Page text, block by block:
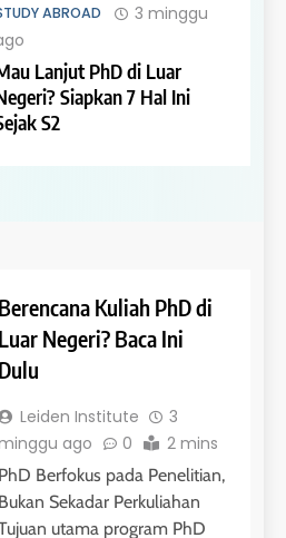
ABROAD
3 minggu
Lanjut PhD di Luar
Siapkan 7 Hal Ini
S2
Berencana Kuliah PhD di
Luar Negeri? Baca Ini
Dulu
Leiden Institute
3
ago
0 2 mins
PhD Berfokus pada Penelitian,
Bukan Sekadar Perkuliahan
utama program PhD